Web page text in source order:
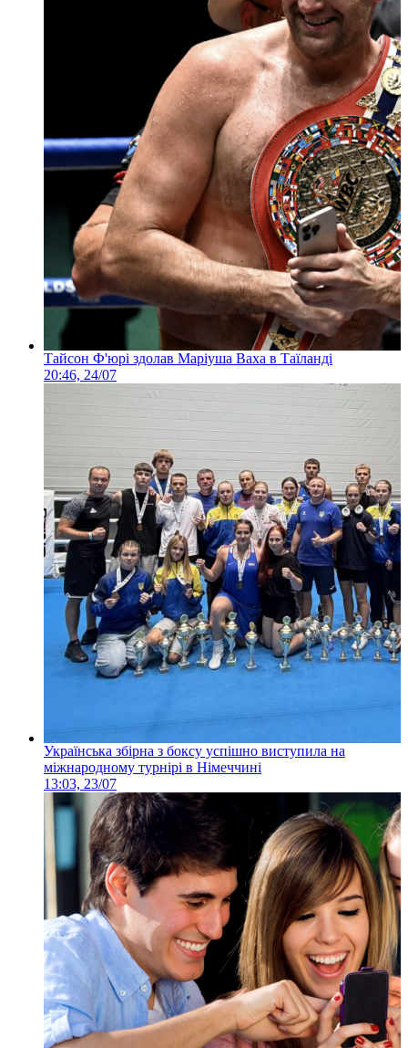
Тайсон Ф'юрі здолав Маріуша Ваха в Таїланді
20:46, 24/07
Українська збірна з боксу успішно виступила на
міжнародному турнірі в Німеччині
13:03, 23/07